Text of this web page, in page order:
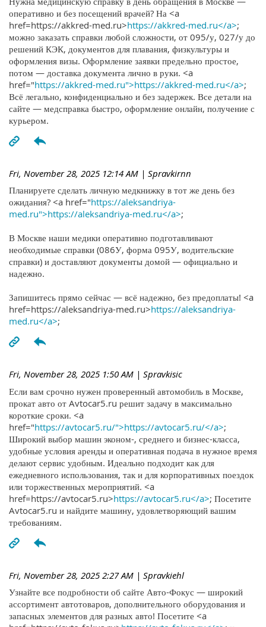
оперативно и без посещений врачей? На <a
href=https://akkred-med.ru>https://akkred-med.ru</a>;
можно заказать справки любой сложности, от 095/у, 027/у до
решений КЭК, документов для плавания, физкультуры и
оформления визы. Оформление заявки предельно простое,
потом — доставка документа лично в руки. <a
href="https://akkred-med.ru">https://akkred-med.ru</a>;
Всё легально, конфиденциально и без задержек. Все детали на
сайте — медсправка быстро, оформление онлайн, получение с
курьером.
Fri, November 28, 2025 12:14 AM | Spravkirnn
Планируете сделать личную медкнижку в тот же день без
ожидания? <a href="https://aleksandriya-
med.ru">https://aleksandriya-med.ru</a>;
В Москве наши медики оперативно подготавливают
необходимые справки (086У, форма 095У, водительские
справки) и доставляют документы домой — официально и
надежно.
Запишитесь прямо сейчас — всё надежно, без предоплаты! <a
href=https://aleksandriya-med.ru>https://aleksandriya-
med.ru</a>;
Fri, November 28, 2025 1:50 AM | Spravkisic
Если вам срочно нужен проверенный автомобиль в Москве,
прокат авто от Avtocar5.ru решит задачу в максимально
короткие сроки. <a
href="https://avtocar5.ru/">https://avtocar5.ru/</a>;
Широкий выбор машин эконом-, среднего и бизнес-класса,
удобные условия аренды и оперативная подача в нужное время
делают сервис удобным. Идеально подходит как для
ежедневного использования, так и для корпоративных поездок
или торжественных мероприятий. <a
href=https://avtocar5.ru>https://avtocar5.ru</a>; Посетите
Avtocar5.ru и найдите машину, удовлетворяющий вашим
требованиям.
Fri, November 28, 2025 2:27 AM | Spravkiehl
Узнайте все подробности об сайте Авто-Фокус — широкий
ассортимент автотоваров, дополнительного оборудования и
запасных элементов для разных авто! Посетите <a